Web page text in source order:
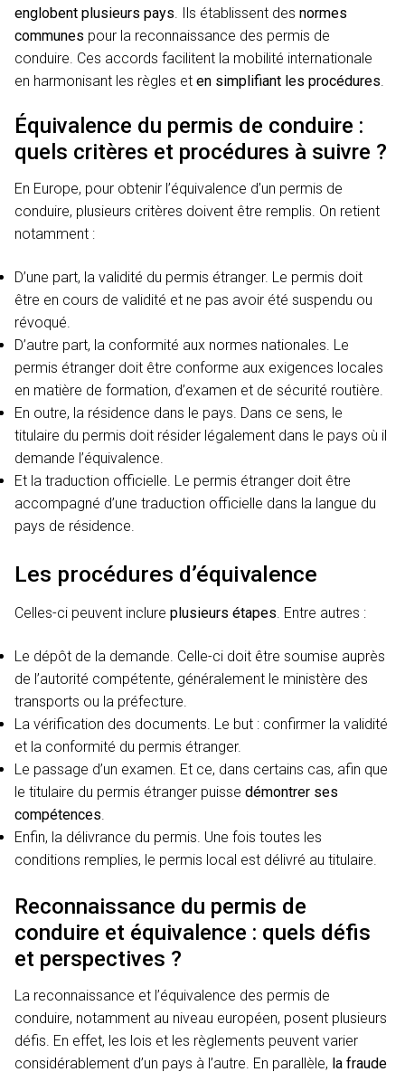
englobent plusieurs pays. Ils établissent des normes
communes pour la reconnaissance des permis de
conduire. Ces accords facilitent la mobilité internationale
en harmonisant les règles et en simplifiant les procédures.
Équivalence du permis de conduire :
quels critères et procédures à suivre ?
En Europe, pour obtenir l’équivalence d’un permis de
conduire, plusieurs critères doivent être remplis. On retient
notamment :
D’une part, la validité du permis étranger. Le permis doit
être en cours de validité et ne pas avoir été suspendu ou
révoqué.
D’autre part, la conformité aux normes nationales. Le
permis étranger doit être conforme aux exigences locales
en matière de formation, d’examen et de sécurité routière.
En outre, la résidence dans le pays. Dans ce sens, le
titulaire du permis doit résider légalement dans le pays où il
demande l’équivalence.
Et la traduction officielle. Le permis étranger doit être
accompagné d’une traduction officielle dans la langue du
pays de résidence.
Les procédures d’équivalence
Celles-ci peuvent inclure plusieurs étapes. Entre autres :
Le dépôt de la demande. Celle-ci doit être soumise auprès
de l’autorité compétente, généralement le ministère des
transports ou la préfecture.
La vérification des documents. Le but : confirmer la validité
et la conformité du permis étranger.
Le passage d’un examen. Et ce, dans certains cas, afin que
le titulaire du permis étranger puisse démontrer ses
compétences
Enfin, la délivrance du permis. Une fois toutes les
conditions remplies, le permis local est délivré au titulaire.
Reconnaissance du permis de
conduire et équivalence : quels défis
et perspectives ?
La reconnaissance et l’équivalence des permis de
conduire, notamment au niveau européen, posent plusieurs
défis. En effet, les lois et les règlements peuvent varier
considérablement d’un pays à l’autre. En parallèle, la fraude